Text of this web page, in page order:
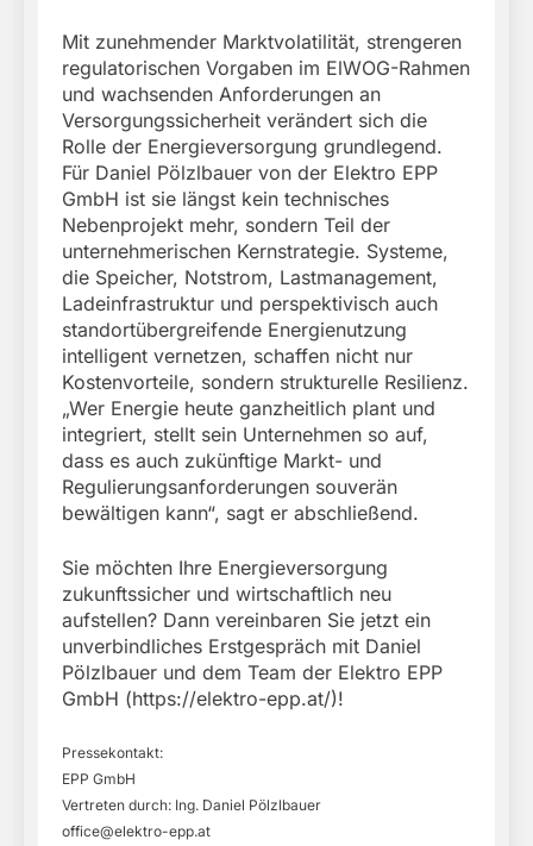
Mit zunehmender Marktvolatilität, strengeren
regulatorischen Vorgaben im ElWOG-Rahmen
und wachsenden Anforderungen an
Versorgungssicherheit verändert sich die
Rolle der Energieversorgung grundlegend.
Für Daniel Pölzlbauer von der Elektro EPP
GmbH ist sie längst kein technisches
Nebenprojekt mehr, sondern Teil der
unternehmerischen Kernstrategie. Systeme,
die Speicher, Notstrom, Lastmanagement,
Ladeinfrastruktur und perspektivisch auch
standortübergreifende Energienutzung
intelligent vernetzen, schaffen nicht nur
Kostenvorteile, sondern strukturelle Resilienz.
„Wer Energie heute ganzheitlich plant und
integriert, stellt sein Unternehmen so auf,
dass es auch zukünftige Markt- und
Regulierungsanforderungen souverän
bewältigen kann“, sagt er abschließend.
Sie möchten Ihre Energieversorgung
zukunftssicher und wirtschaftlich neu
aufstellen? Dann vereinbaren Sie jetzt ein
unverbindliches Erstgespräch mit Daniel
Pölzlbauer und dem Team der Elektro EPP
GmbH (https://elektro-epp.at/)!
Pressekontakt:
EPP GmbH
Vertreten durch: Ing. Daniel Pölzlbauer
office@elektro-epp.at